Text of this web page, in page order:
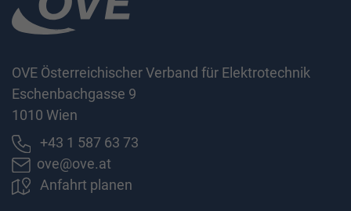
OVE Österreichischer Verband für Elektrotechnik
Eschenbachgasse 9
1010 Wien
+43 1 587 63 73
ove@ove.at
Anfahrt planen